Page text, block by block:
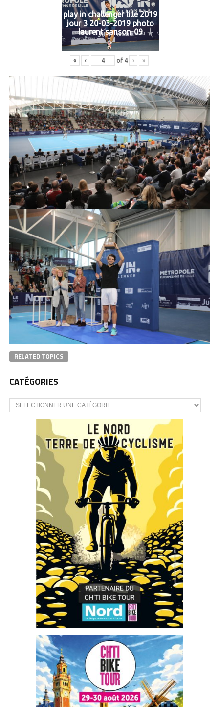
play in challenger lille 2019
jour 3 20-03-2019 photo
laurent sanson-09
« ‹ of 4 › »
RELATED TOPICS
CATÉGORIES
CATÉGORIES